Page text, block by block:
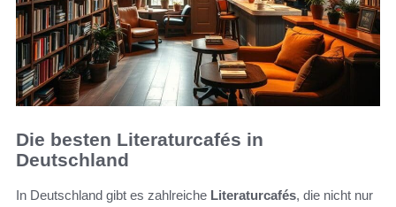
Die besten Literaturcafés in
Deutschland
In Deutschland gibt es zahlreiche Literaturcafés, die nicht nur